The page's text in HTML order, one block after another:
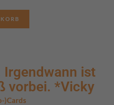
ist
vorbei. *Vicky
)Cards